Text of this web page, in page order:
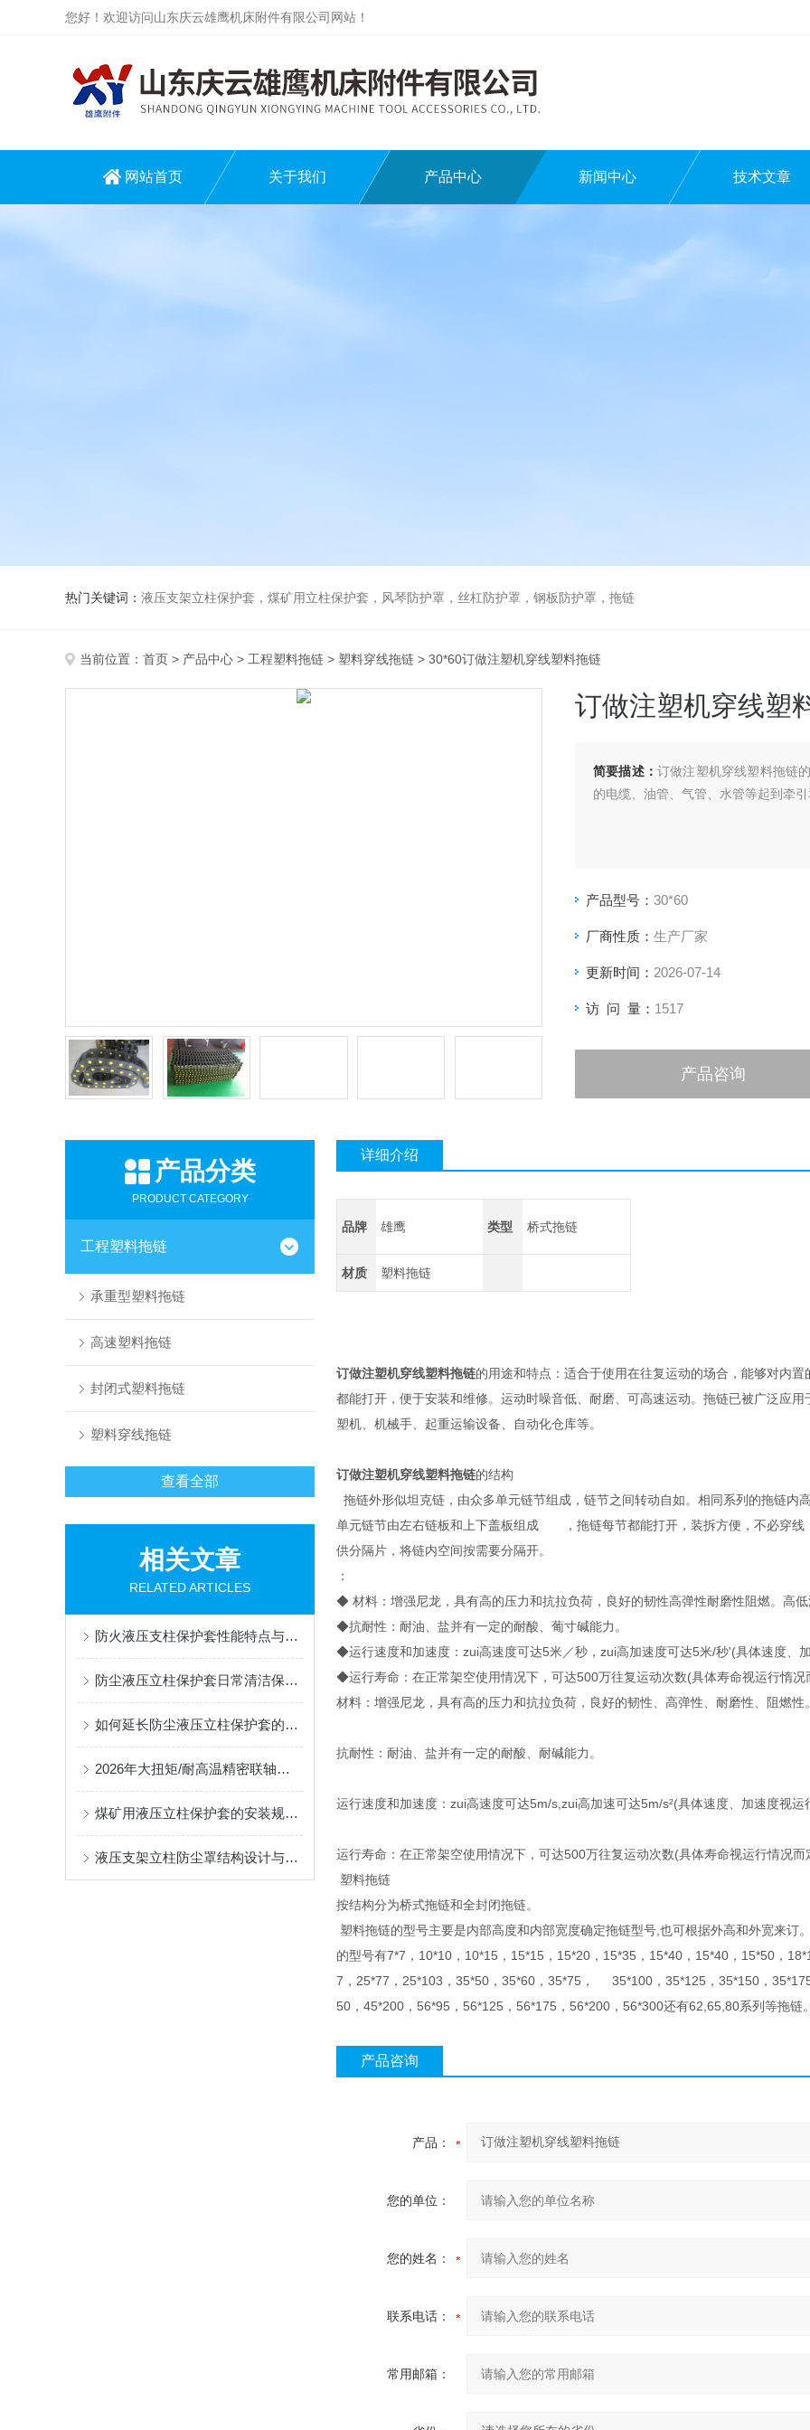
您好！欢迎访问山东庆云雄鹰机床附件有限公司网站！
网站首页 关于我们 产品中心 新闻中心 技术文章
热门关键词： 液压支架立柱保护套，煤矿用立柱保护套，风琴防护罩，丝杠防护罩，钢板防护罩，拖链
当前位置： 首页 > 产品中心 > 工程塑料拖链 > 塑料穿线拖链 > 30*60订做注塑机穿线塑料拖链
订做注塑机穿线塑
简要描述： 订做注塑机穿线塑料拖链
的电缆、油管、气管、水管等起到牵
产品型号： 30*60
厂商性质： 生产厂家
更新时间： 2026-07-14
访 问 量： 1517
产品咨询
产品分类
PRODUCT CATEGORY
工程塑料拖链
承重型塑料拖链
高速塑料拖链
封闭式塑料拖链
塑料穿线拖链
查看全部
相关文章
RELATED ARTICLES
防火液压支柱保护套性能特点与阻燃防护应用
防尘液压立柱保护套日常清洁保养与更换规范
如何延长防尘液压立柱保护套的使用寿命？
2026年大扭矩/耐高温精密联轴器定制找哪家？能实现精准定制的优质厂家盘点
煤矿用液压立柱保护套的安装规范与使用寿命提升方案
液压支架立柱防尘罩结构设计与密封防护原理
详细介绍
品牌 雄鹰 类型 桥式拖链
材质 塑料拖链
订做注塑机穿线塑料拖链的用途和特点：适合于使用在往复运动的场合，能够对内
都能打开，便于安装和维修。运动时噪音低、耐磨、可高速运动。拖链已被广泛应
塑机、机械手、起重运输设备、自动化仓库等。
订做注塑机穿线塑料拖链的结构
拖链外形似坦克链，由众多单元链节组成，链节之间转动自如。相同系列的拖链内
单元链节由左右链板和上下盖板组成 ，拖链每节都能打开，装拆方便，不必穿线
供分隔片，将链内空间按需要分隔开。
：
◆ 材料：增强尼龙，具有高的压力和抗拉负荷，良好的韧性高弹性耐磨性阻燃。高
◆抗耐性：耐油、盐并有一定的耐酸、葡寸碱能力。
◆运行速度和加速度：zui高速度可达5米／秒，zui高加速度可达5米/秒'(具体速度、
◆运行寿命：在正常架空使用情况下，可达500万往复运动次数(具体寿命视运行惰况
材料：增强尼龙，具有高的压力和抗拉负荷，良好的韧性、高弹性、耐磨性、阻燃
抗耐性：耐油、盐并有一定的耐酸、耐碱能力。
运行速度和加速度：zui高速度可达5m/s,zui高加速可达5m/s²(具体速度、加
运行寿命：在正常架空使用情况下，可达500万往复运动次数(具体寿命视运行情况而
塑料拖链
按结构分为桥式拖链和全封闭拖链。
塑料拖链的型号主要是内部高度和内部宽度确定拖链型号,也可根据外高和外宽来订
的型号有7*7，10*10，10*15，15*15，15*20，15*35，15*40，15*40，15*50，
7，25*77，25*103，35*50，35*60，35*75， 35*100，35*125，35*150，
50，45*200，56*95，56*125，56*175，56*200，56*300还有62,65,80系列等拖链
产品咨询
产品：
您的单位：
您的姓名：
联系电话：
常用邮箱：